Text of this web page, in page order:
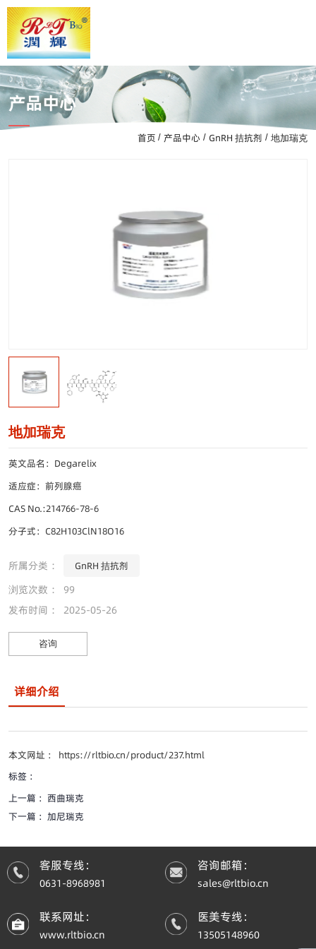
产品中心
首页 / 产品中心 / GnRH 拮抗剂 / 地加瑞克
地加瑞克
英文品名：Degarelix
适应症：前列腺癌
CAS No.:214766-78-6
分子式：C82H103ClN18O16
所属分类 ： GnRH 拮抗剂
浏览次数 ： 99
发布时间 ： 2025-05-26
咨询
详细介绍
本文网址 ： https://rltbio.cn/product/237.html
标签 ：
上一篇 ： 西曲瑞克
下一篇 ： 加尼瑞克
客服专线：
0631-8968981
咨询邮箱：
sales@rltbio.cn
联系网址：
www.rltbio.cn
医美专线：
13505148960